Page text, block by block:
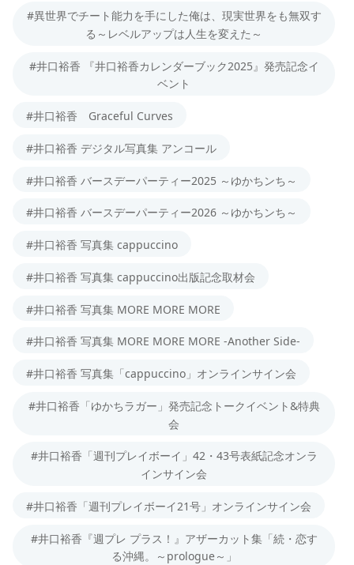
#異世界でチート能力を手にした俺は、現実世界をも無双す
る～レベルアップは人生を変えた～
#井口裕香 『井口裕香カレンダーブック2025』発売記念イ
ベント
#井口裕香 Graceful Curves
#井口裕香 デジタル写真集 アンコール
#井口裕香 バースデーパーティー2025 ～ゆかちンち～
#井口裕香 バースデーパーティー2026 ～ゆかちンち～
#井口裕香 写真集 cappuccino
#井口裕香 写真集 cappuccino出版記念取材会
#井口裕香 写真集 MORE MORE MORE
#井口裕香 写真集 MORE MORE MORE -Another Side-
#井口裕香 写真集「cappuccino」オンラインサイン会
#井口裕香「ゆかちラガー」発売記念トークイベント&特典
会
#井口裕香「週刊プレイボーイ」42・43号表紙記念オンラ
インサイン会
#井口裕香「週刊プレイボーイ21号」オンラインサイン会
#井口裕香『週プレ プラス！』アザーカット集「続・恋す
る沖縄。～prologue～」